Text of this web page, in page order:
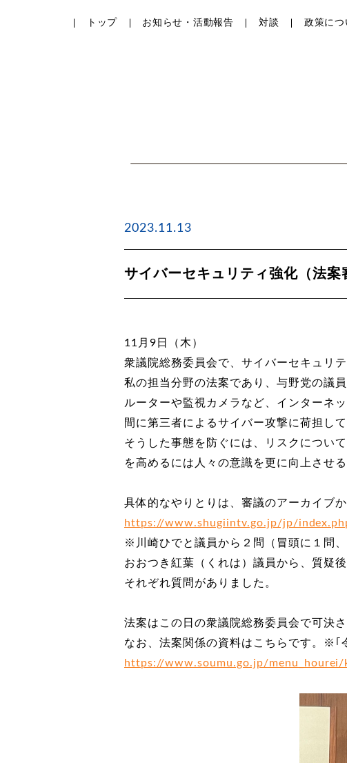
トップ お知らせ・活動報告 対談 政策につ
2023.11.13
サイバーセキュリティ強化（法案
11月9日（木）
衆議院総務委員会で、サイバーセキュリ
私の担当分野の法案であり、与野党の議
ルーターや監視カメラなど、インターネ
間に第三者によるサイバー攻撃に荷担し
そうした事態を防ぐには、リスクについ
を高めるには人々の意識を更に向上させ
具体的なやりとりは、審議のアーカイブか
https://www.shugiintv.go.jp/jp/
※川崎ひでと議員から２問（冒頭に１問、
おおつき紅葉（くれは）議員から、質疑
それぞれ質問がありました。
法案はこの日の衆議院総務委員会で可決
なお、法案関係の資料はこちらです。※｢
https://www.soumu.go.jp/menu_hourei/